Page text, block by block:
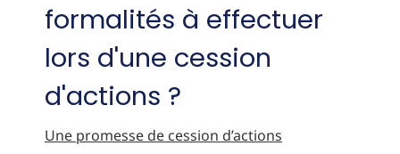
formalités à effectuer
lors d'une cession
d'actions ?
Une promesse de cession d’actions